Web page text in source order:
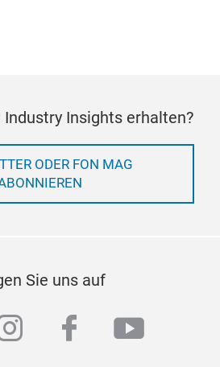
Insights erhalten?
ODER FON MAG
Sie uns auf
facebook